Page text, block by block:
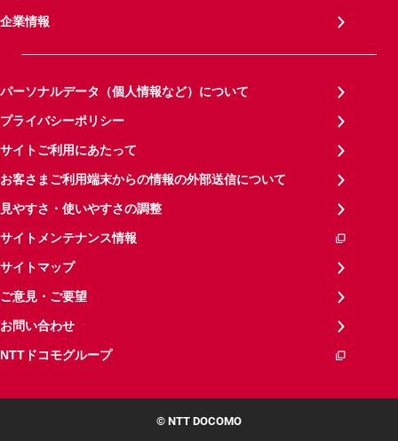
企業情報
パーソナルデータ（個人情報など）について
プライバシーポリシー
サイトご利用にあたって
お客さまご利用端末からの情報の外部送信について
見やすさ・使いやすさの調整
サイトメンテナンス情報
サイトマップ
ご意見・ご要望
お問い合わせ
NTTドコモグループ
© NTT DOCOMO